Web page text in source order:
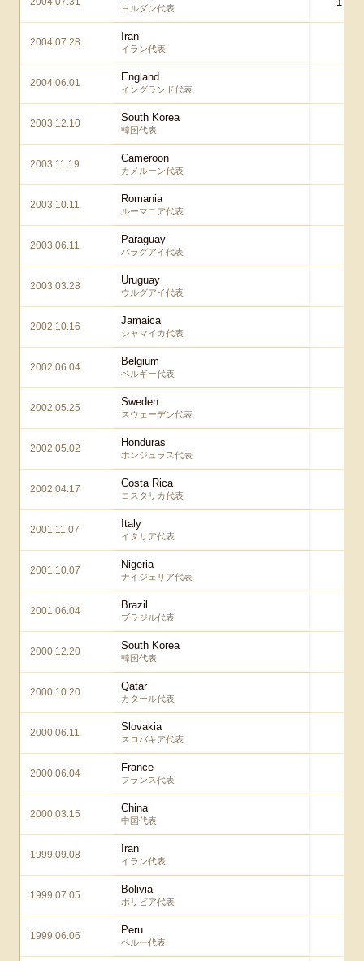
ヨルダン代表
2004.07.28 Iran
イラン代表
2004.06.01 England
イングランド代表
2003.12.10 South Korea
韓国代表
2003.11.19 Cameroon
カメルーン代表
2003.10.11 Romania
ルーマニア代表
2003.06.11 Paraguay
パラグアイ代表
2003.03.28 Uruguay
ウルグアイ代表
2002.10.16 Jamaica
ジャマイカ代表
2002.06.04 Belgium
ベルギー代表
2002.05.25 Sweden
スウェーデン代表
2002.05.02 Honduras
ホンジュラス代表
2002.04.17 Costa Rica
コスタリカ代表
2001.11.07 Italy
イタリア代表
2001.10.07 Nigeria
ナイジェリア代表
2001.06.04 Brazil
ブラジル代表
2000.12.20 South Korea
韓国代表
2000.10.20 Qatar
カタール代表
2000.06.11 Slovakia
スロバキア代表
2000.06.04 France
フランス代表
2000.03.15 China
中国代表
1999.09.08 Iran
イラン代表
1999.07.05 Bolivia
ボリビア代表
1999.06.06 Peru
ペルー代表